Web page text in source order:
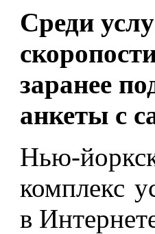
Среди
заранее
анкеты с
Нью-
комплекс
в